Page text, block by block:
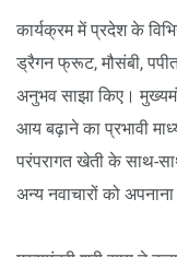
कार्यक्रम में प्रदेश के
ड्रैगन फ्रूट, मौसंबी,
अनुभव साझा किए।
आय बढ़ाने का प्रभावी
परंपरागत खेती के साथ-
अन्य नवाचारों को अपनाना